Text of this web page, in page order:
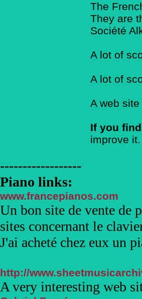
The
They are
Société
A lot of
A lot of
A web
If you
improve it.
------------------
Piano links:
www.francepianos.com
Un bon site de vente de
sites concernant le
J'ai acheté chez eux un
http://
A very interesting web